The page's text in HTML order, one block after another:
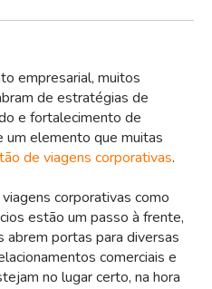
empresarial, muitos
de estratégias de
e fortalecimento de
um elemento que muitas
de viagens corporativas.
corporativas como
estão um passo à frente,
portas para diversas
comerciais e
no lugar certo, na hora